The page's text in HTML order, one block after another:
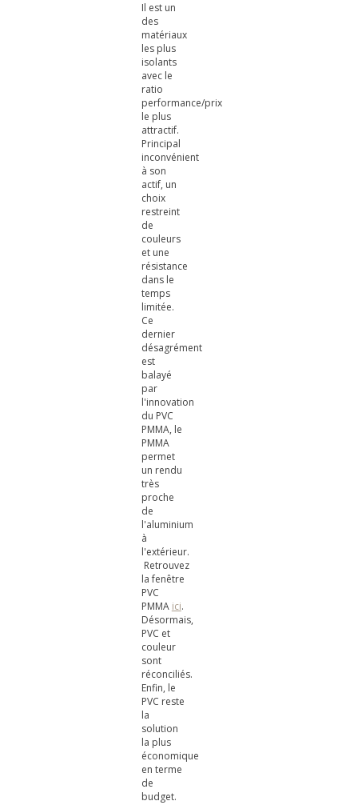
Il est un
des
matériaux
les plus
isolants
avec le
ratio
performance/prix
le plus
attractif.
Principal
inconvénient
à son
actif, un
choix
restreint
de
couleurs
et une
résistance
dans le
temps
limitée.
Ce
dernier
désagrément
est
balayé
par
l'innovation
du PVC
PMMA, le
PMMA
permet
un rendu
très
proche
de
l'aluminium
à
l'extérieur.
Retrouvez
la fenêtre
PVC
PMMA ici.
Désormais,
PVC et
couleur
sont
réconciliés.
Enfin, le
PVC reste
la
solution
la plus
économique
en terme
de
budget.